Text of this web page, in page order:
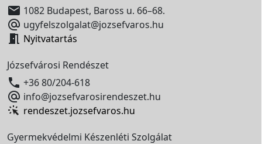
 1082 Budapest, Baross u. 66–68.
 ugyfelszolgalat@jozsefvaros.hu
 Nyitvatartás
Józsefvárosi Rendészet
 +36 80/204-618
 info@jozsefvarosirendeszet.hu
rendeszet.jozsefvaros.hu
Gyermekvédelmi Készenléti Szolgálat